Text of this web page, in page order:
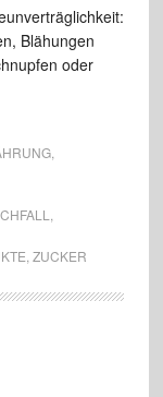
Blähungen
oder
,
ZUCKER